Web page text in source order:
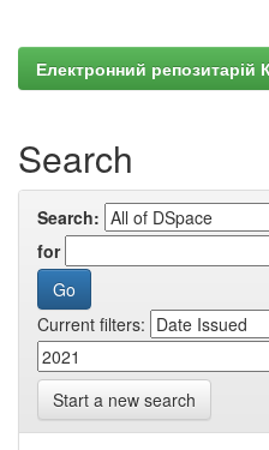
Електронний
Search
Search:
for
Current filters:
Start a new search